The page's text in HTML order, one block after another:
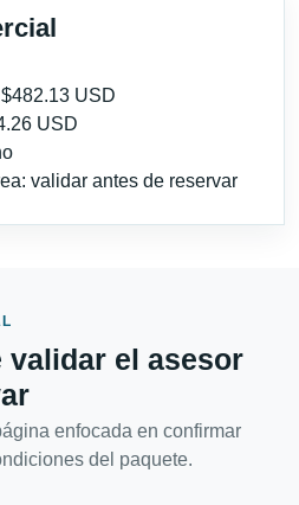
USD
USD
validar antes de reservar
validar el asesor
enfocada en confirmar
del paquete.